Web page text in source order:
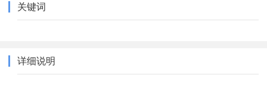
关键词
详细说明